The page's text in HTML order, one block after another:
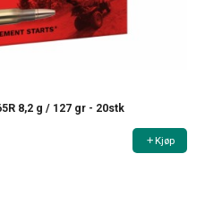
8,2 g / 127 gr - 20stk
Kjøp